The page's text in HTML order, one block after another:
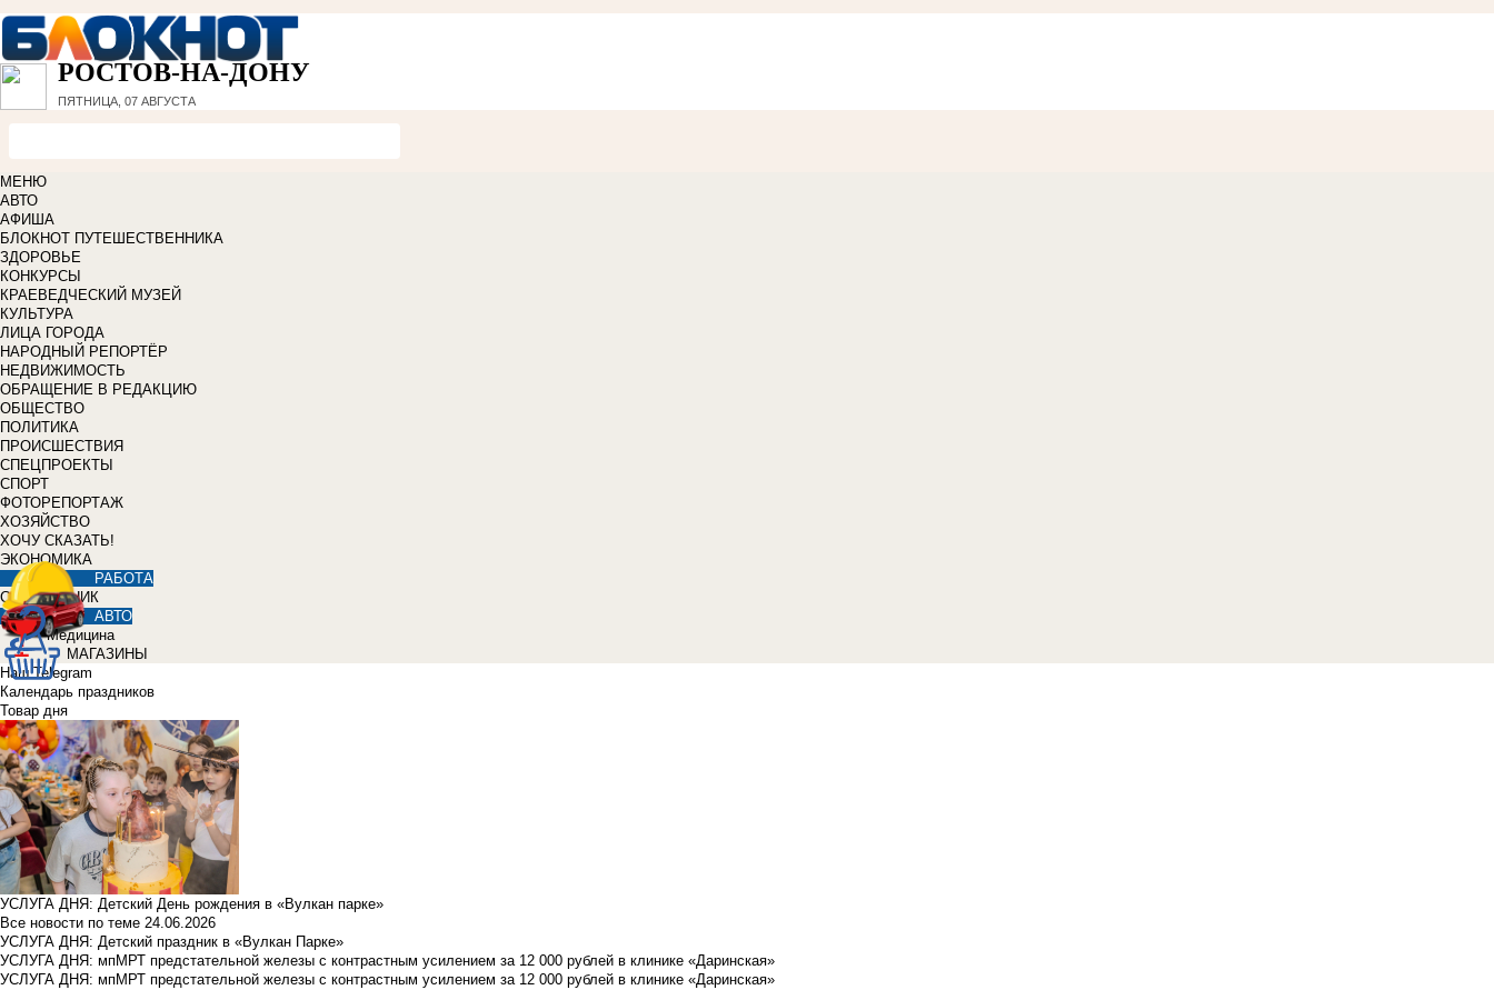
РОСТОВ-НА-ДОНУ
ПЯТНИЦА, 07 АВГУСТА
МЕНЮ
АВТО
АФИША
БЛОКНОТ ПУТЕШЕСТВЕННИКА
ЗДОРОВЬЕ
КОНКУРСЫ
КРАЕВЕДЧЕСКИЙ МУЗЕЙ
КУЛЬТУРА
ЛИЦА ГОРОДА
НАРОДНЫЙ РЕПОРТЁР
НЕДВИЖИМОСТЬ
ОБРАЩЕНИЕ В РЕДАКЦИЮ
ОБЩЕСТВО
ПОЛИТИКА
ПРОИСШЕСТВИЯ
СПЕЦПРОЕКТЫ
СПОРТ
ФОТОРЕПОРТАЖ
ХОЗЯЙСТВО
ХОЧУ СКАЗАТЬ!
ЭКОНОМИКА
РАБОТА
СПРАВОЧНИК
АВТО
Медицина
МАГАЗИНЫ
Наш Telegram
Календарь праздников
Товар дня
УСЛУГА ДНЯ: Детский День рождения в «Вулкан парке»
Все новости по теме 24.06.2026
УСЛУГА ДНЯ: Детский праздник в «Вулкан Парке»
УСЛУГА ДНЯ: мпМРТ предстательной железы с контрастным усилением за 12 000 рублей в клинике «Даринская»
УСЛУГА ДНЯ: мпМРТ предстательной железы с контрастным усилением за 12 000 рублей в клинике «Даринская»